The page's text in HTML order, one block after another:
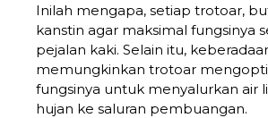
Inilah mengapa, setiap trotoar,
kanstin agar maksimal fungsinya
pejalan kaki. Selain itu,
memungkinkan trotoar
fungsinya untuk menyalurkan air
hujan ke saluran pembuangan.